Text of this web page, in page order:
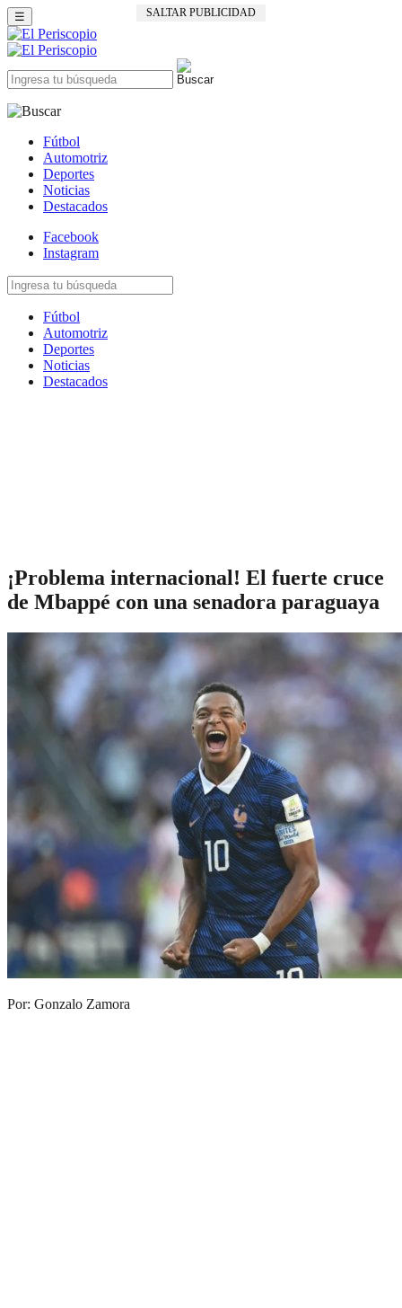
SALTAR PUBLICIDAD
☰
Fútbol
Automotriz
Deportes
Noticias
Destacados
Facebook
Instagram
Fútbol
Automotriz
Deportes
Noticias
Destacados
¡Problema internacional! El fuerte cruce
de Mbappé con una senadora paraguaya
Por: Gonzalo Zamora